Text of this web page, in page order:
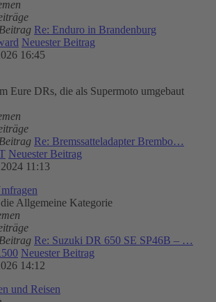
Re: Enduro in Brandenburg
Neuester Beitrag
16:45
Eure DRs, die als Supermoto umgebaut
Re: Bremssatteladapter Brembo…
Neuester Beitrag
11:13
Allgemeine Kategorie
Re: Suzuki DR 650 SE SP46B – …
Neuester Beitrag
14:12
und Reisen